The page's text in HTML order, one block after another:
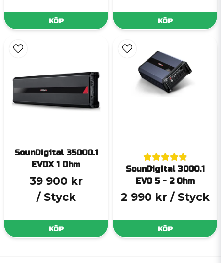
KÖP KÖP
SounDigital 35000.1
EVOX 1 Ohm
39 900 kr
/ Styck
KÖP
SounDigital 3000.1
EVO 5 - 2 Ohm
2 990 kr / Styck
KÖP